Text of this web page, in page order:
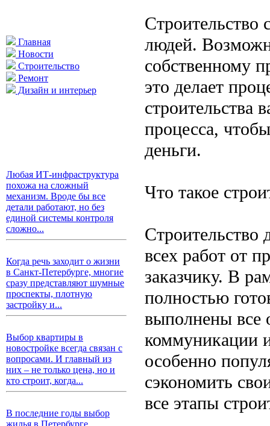
Главная
Новости
Строительство
Ремонт
Дизайн и интерьер
Любая ИТ-инфраструктура
похожа на сложный
механизм. Вроде бы все
детали работают, но без
единой системы контроля
сложно...
Когда речь заходит о жизни
в Санкт-Петербурге, многие
сразу представляют шумные
проспекты, плотную
застройку и...
Выбор квартиры в
новостройке всегда связан с
вопросами. И главный из
них – не только цена, но и
кто строит, когда...
В последние годы выбор
жилья в Петербурге
Строительство
людей.
собственному
это делает
строительства
процесса,
деньги.
Что такое
всех работ от
заказчику. В
полностью
выполнены все
коммуникации
особенно
сэкономить
все этапы